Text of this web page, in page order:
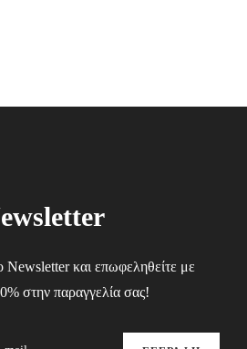
Newsletter και επωφεληθείτε με
στην παραγγελία σας!